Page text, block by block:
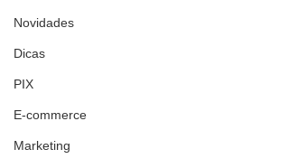
Novidades
Dicas
PIX
E-commerce
Marketing